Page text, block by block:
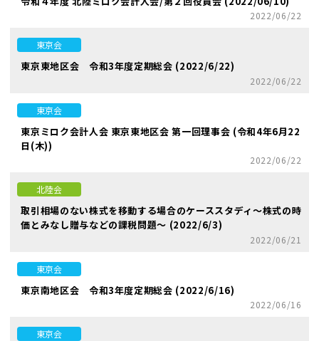
2022/06/22
東京会
東京東地区会 令和3年度定期総会 (2022/6/22)
2022/06/22
東京会
東京ミロク会計人会 東京東地区会 第一回理事会 (令和4年6月22
日(木))
2022/06/22
北陸会
取引相場のない株式を移動する場合のケーススタディ～株式の時
価とみなし贈与などの課税問題～ (2022/6/3)
2022/06/21
東京会
東京南地区会 令和3年度定期総会 (2022/6/16)
2022/06/16
東京会